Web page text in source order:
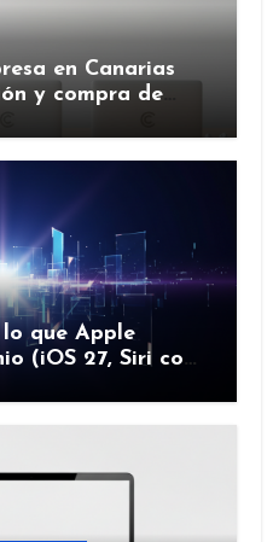
en Canarias
y compra de
que Apple
(iOS 27, Siri con